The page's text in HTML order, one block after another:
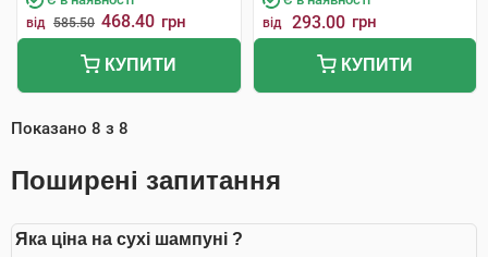
від 585.50 468.40 грн
КУПИТИ
від 293.00 грн
КУПИТИ
Показано 8 з 8
Поширені запитання
Яка ціна на сухі шампуні ?